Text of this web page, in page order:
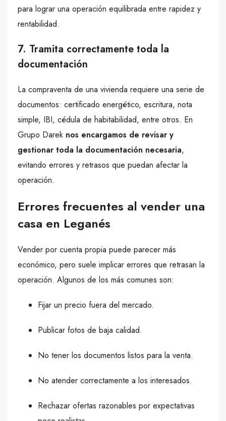
para lograr una operación equilibrada entre rapidez y
rentabilidad.
7. Tramita correctamente toda la
documentación
La compraventa de una vivienda requiere una serie de
documentos: certificado energético, escritura, nota
simple, IBI, cédula de habitabilidad, entre otros. En
Grupo Darek nos encargamos de revisar y
gestionar toda la documentación necesaria,
evitando errores y retrasos que puedan afectar la
operación.
Errores frecuentes al vender una
casa en Leganés
Vender por cuenta propia puede parecer más
económico, pero suele implicar errores que retrasan la
operación. Algunos de los más comunes son:
Fijar un precio fuera del mercado.
Publicar fotos de baja calidad.
No tener los documentos listos para la venta.
No atender correctamente a los interesados.
Rechazar ofertas razonables por expectativas